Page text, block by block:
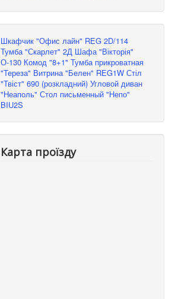
Шкафчик "Офис лайн" REG 2D/114
Тумба "Скарлет" 2Д Шафа "Вікторія"
О-130 Комод "8+1" Тумба прикроватная
"Тереза" Витрина "Белен" REG1W Стіл
"Твіст" 690 (розкладний) Угловой диван
"Неаполь" Стол письменный "Непо"
BIU2S
Карта проїзду